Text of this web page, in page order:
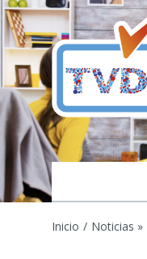
Inicio / Noticias »